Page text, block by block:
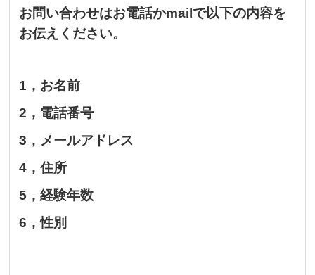
お問い合わせはお電話かmailで以下の内容を
お伝えください。
1，お名前
2，電話番号
3，メールアドレス
4，住所
5，経験年数
6，性別